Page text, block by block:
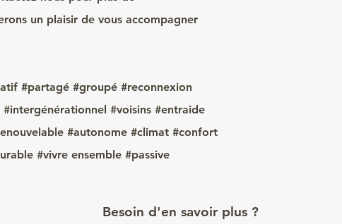
un plaisir de vous accompagner
#partagé #groupé #reconnexion
#voisins #entraide
#autonome #climat #confort
#vivre ensemble #passive
Besoin d'en savoir plus ?